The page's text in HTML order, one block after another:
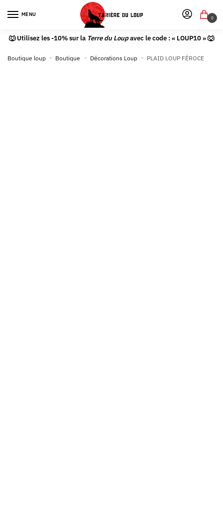
MENU
0
🐺 Utilisez les -10% sur la Terre du Loupavec le code : « LOUP10 » 🐺
Boutique loup » Boutique » Décorations Loup » PLAID LOUP FÉROCE